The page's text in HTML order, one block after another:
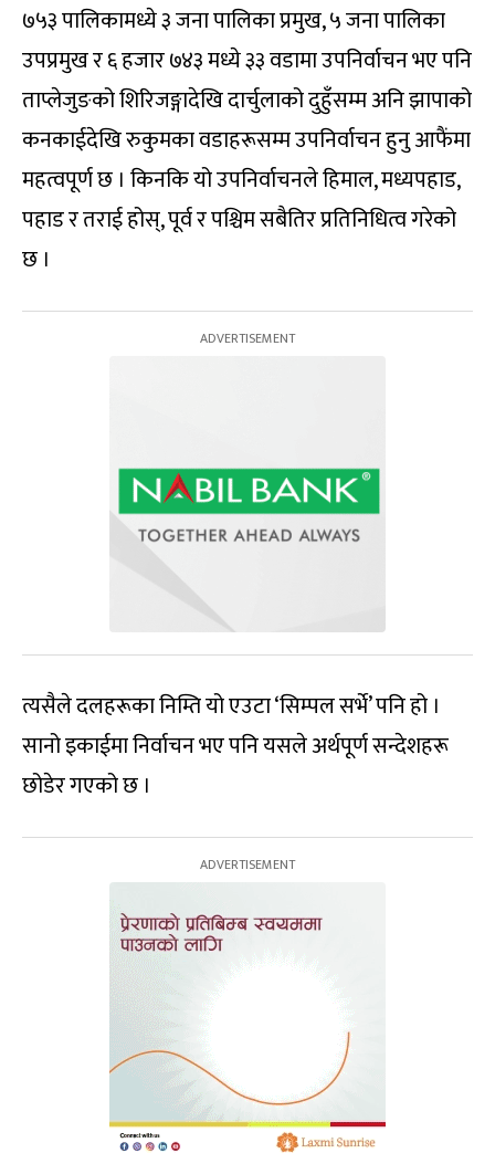
७५३ पालिकामध्ये ३ जना पालिका प्रमुख, ५ जना पालिका
उपप्रमुख र ६ हजार ७४३ मध्ये ३३ वडामा उपनिर्वाचन भए पनि
ताप्लेजुङको शिरिजङ्गादेखि दार्चुलाको दुहुँसम्म अनि झापाको
कनकाईदेखि रुकुमका वडाहरूसम्म उपनिर्वाचन हुनु आफैंमा
महत्वपूर्ण छ । किनकि यो उपनिर्वाचनले हिमाल, मध्यपहाड,
पहाड र तराई होस्, पूर्व र पश्चिम सबैतिर प्रतिनिधित्व गरेको
छ ।
त्यसैले दलहरूका निम्ति यो एउटा ‘सिम्पल सर्भे’ पनि हो ।
सानो इकाईमा निर्वाचन भए पनि यसले अर्थपूर्ण सन्देशहरू
छोडेर गएको छ ।